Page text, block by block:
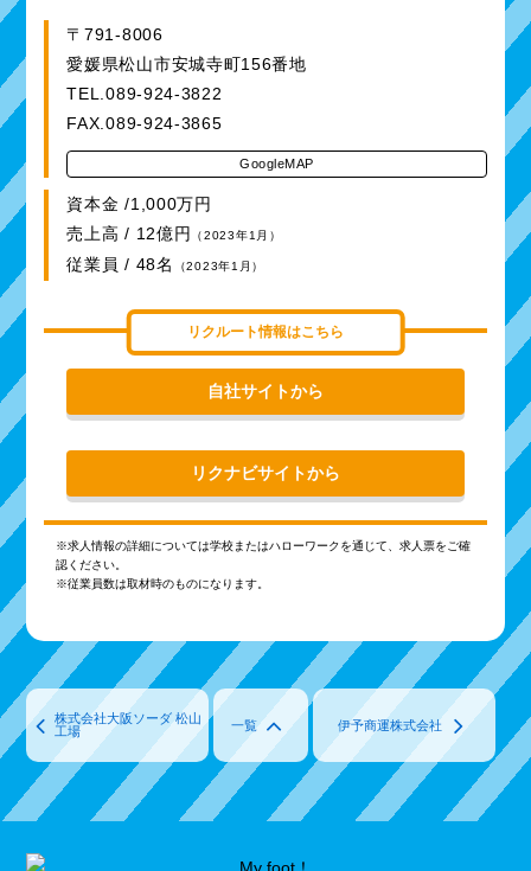
〒791-8006
愛媛県松山市安城寺町156番地
TEL.089-924-3822
FAX.089-924-3865
GoogleMAP
資本金 /1,000万円
売上高 / 12億円
（2023年1月）
従業員 / 48名 （2023年1月）
リクルート情報はこちら
自社サイトから
リクナビサイトから
※求人情報の詳細については学校またはハローワークを通じて、求人票をご確
認ください。
※従業員数は取材時のものになります。
株式会社大阪ソーダ 松山
工場
一覧 伊予商運株式会社